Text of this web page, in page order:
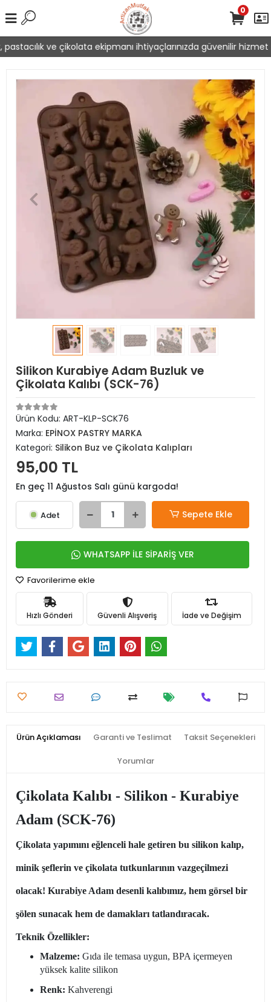
ve çikolata ekipmanı ihtiyaçlarınızda güvenilir hizmet
0
Silikon Kurabiye Adam Buzluk ve
Çikolata Kalıbı (SCK-76)
Ürün Kodu: ART-KLP-SCK76
Marka: EPİNOX PASTRY MARKA
Kategori: Silikon Buz ve Çikolata Kalıpları
95,00 TL
En geç 11 Ağustos Salı günü kargoda!
Adet Sepete Ekle
WHATSAPP İLE SİPARİŞ VER
Favorilerime ekle
Hızlı Gönderi Güvenli Alışveriş İade ve Değişim
Ürün Açıklaması Garanti ve Teslimat Taksit Seçenekleri
Yorumlar
Çikolata Kalıbı - Silikon - Kurabiye
Adam (SCK-76)
Çikolata yapımını eğlenceli hale getiren bu silikon kalıp,
minik şeflerin ve çikolata tutkunlarının vazgeçilmezi
olacak! Kurabiye Adam desenli kalıbımız, hem görsel bir
şölen sunacak hem de damakları tatlandıracak.
Teknik Özellikler:
Malzeme: Gıda ile temasa uygun, BPA içermeyen
yüksek kalite silikon
Renk: Kahverengi